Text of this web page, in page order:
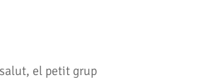
el petit grup